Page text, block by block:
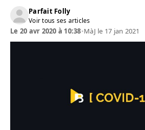
Parfait Folly
Voir tous ses articles
Le 20 avr 2020 à 10:38•MàJ le 17 jan 2021